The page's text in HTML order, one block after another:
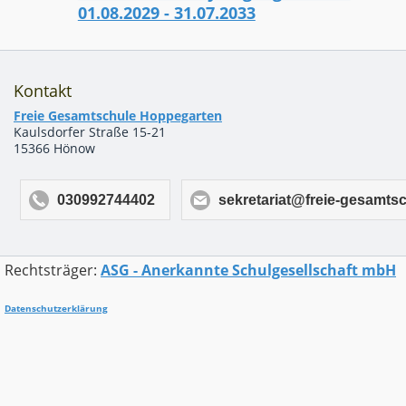
01.08.2029 - 31.07.2033
Kontakt
Freie Gesamtschule Hoppegarten
Kaulsdorfer Straße 15-21
15366 Hönow
030992744402 sekretariat@freie-
Rechtsträger: ASG - Anerkannte Schulgesellschaft mbH
Datenschutzerklärung